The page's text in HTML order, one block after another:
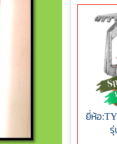
ยี่ห้อ